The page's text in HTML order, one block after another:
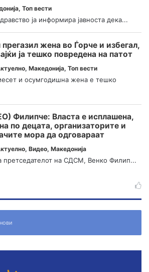
, Топ вести
ја информира јавноста дека...
прегазил жена во Ѓорче и избегал,
ја тешко повредена на патот
, Македонија, Топ вести
и осумгодишна жена е тешко
Филипче: Власта е исплашена,
по децата, организаторите и
мора да одговараат
, Видео, Македонија
претседателот на СДСМ, Венко Филип...